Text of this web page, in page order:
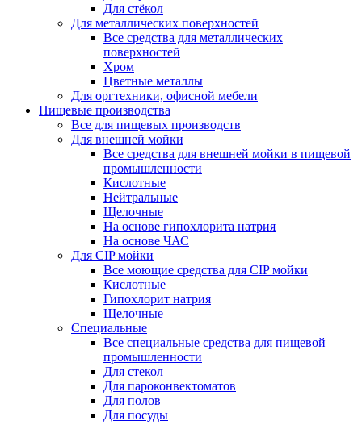
Для стёкол
Для металлических поверхностей
Все средства для металлических
поверхностей
Хром
Цветные металлы
Для оргтехники, офисной мебели
Пищевые производства
Все для пищевых производств
Для внешней мойки
Все средства для внешней мойки в пищевой
промышленности
Кислотные
Нейтральные
Щелочные
На основе гипохлорита натрия
На основе ЧАС
Для CIP мойки
Все моющие средства для CIP мойки
Кислотные
Гипохлорит натрия
Щелочные
Специальные
Все специальные средства для пищевой
промышленности
Для стекол
Для пароконвектоматов
Для полов
Для посуды